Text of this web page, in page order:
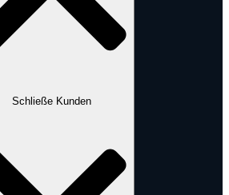
Schließe Kunden